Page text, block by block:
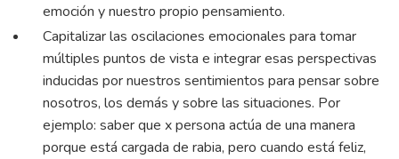
emoción y nuestro propio pensamiento.
Capitalizar las oscilaciones emocionales para tomar
múltiples puntos de vista e integrar esas perspectivas
inducidas por nuestros sentimientos para pensar sobre
nosotros, los demás y sobre las situaciones. Por
ejemplo: saber que x persona actúa de una manera
porque está cargada de rabia, pero cuando está feliz,